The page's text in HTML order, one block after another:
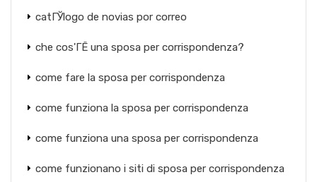
catГЎlogo de novias por correo
che cos'ГЁ una sposa per corrispondenza?
come fare la sposa per corrispondenza
come funziona la sposa per corrispondenza
come funziona una sposa per corrispondenza
come funzionano i siti di sposa per corrispondenza